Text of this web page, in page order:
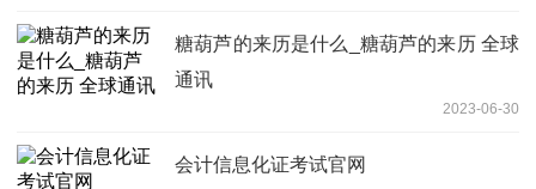
糖葫芦的来历是什么_糖葫芦的来历 全球
通讯
2023-06-30
会计信息化证考试官网